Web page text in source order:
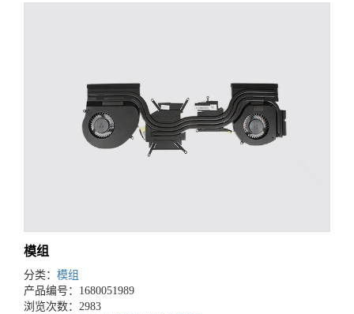
模组
分类： 模组
产品编号：1680051989
浏览次数：2983